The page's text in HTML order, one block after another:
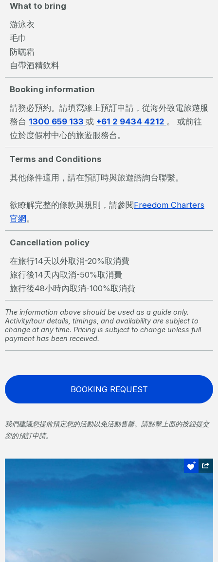
What to bring
游泳衣
毛巾
防曬霜
自帶酒精飲料
Booking information
請務必預約。請填寫線上預訂申請，從海外致電旅遊服
務台 1300 659 133 或 +61 2 9434 4212 。 或前往
位於度假村中心的旅遊服務台。
Terms and Conditions
其他條件適用，請在預訂時與旅遊諮詢台聯繫。
欲瞭解完整的條款與規則，請參閱Freedom Charters
官網。
Cancellation policy
在旅行14天以外取消-20%取消費
旅行後14天內取消-50%取消費
旅行後48小時內取消-100%取消費
The information above should be used as a guide only.
Activity/tour details, timings, and availability are subject to
change at any time. Pricing is subject to change unless full
payment has been received.
BOOKING REQUEST
我們建議您提前預定您的活動以免活動售罄。請點擊上面的按鈕提交
您的預訂申請。